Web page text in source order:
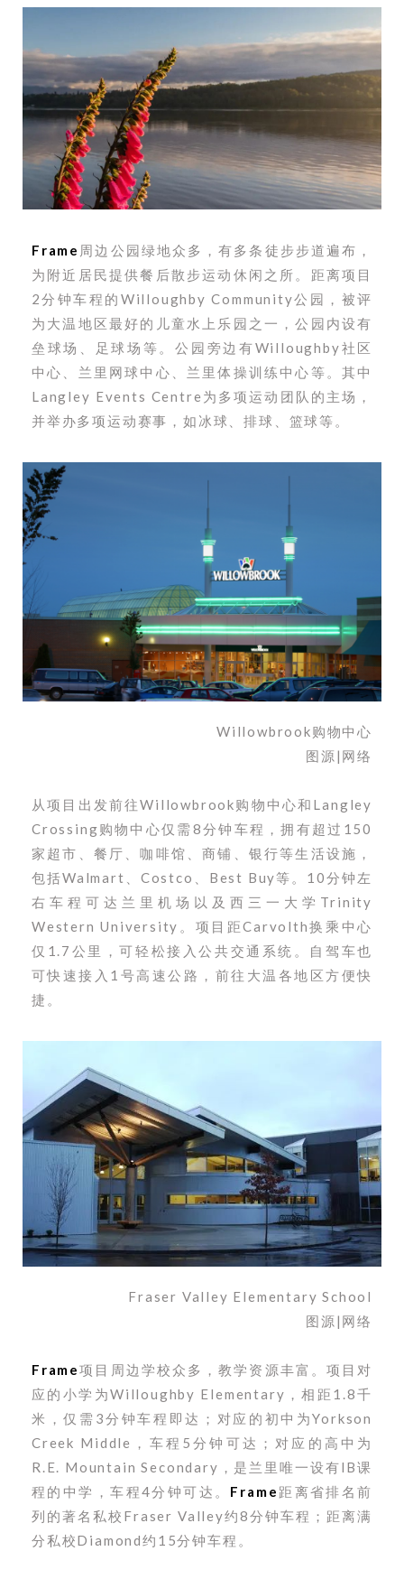
Frame 周边公园绿地众多，有多条徒步步道遍布，
为附近居民提供餐后散步运动休闲之所。 距离项目
2分钟车程的Willoughby Community公园，被评
为大温地区最好的儿童水上乐园之一，公园内设有
垒球场、足球场等。公园旁边有Willoughby社区
中心、兰里网球中心、兰里体操训练中心等。其中
Langley Events Centre为多项运动团队的主场，
并举办多项运动赛事，如冰球、排球、篮球等。
Willowbrook购物中心
图源|网络
从项目出发前往Willowbrook购物中心和Langley
Crossing购物中心仅需8分钟车程，拥有超过150
家超市、餐厅、咖啡馆、商铺、银行等生活设施，
包括Walmart、Costco、Best Buy等。10分钟左
右车程可达兰里机场以及西三一大学Trinity
Western University。项目距Carvolth换乘中心
仅1.7公里，可轻松接入公共交通系统。自驾车也
可快速接入1号高速公路，前往大温各地区方便快
捷。
Fraser Valley Elementary School
图源|网络
Frame项目周边学校众多，教学资源丰富。项目对
应的小学为Willoughby Elementary，相距1.8千
米，仅需3分钟车程即达；对应的初中为Yorkson
Creek Middle，车程5分钟可达；对应的高中为
R.E. Mountain Secondary，是兰里唯一设有IB课
程的中学，车程4分钟可达。 Frame 距离省排名前
列的著名私校Fraser Valley约8分钟车程；距离满
分私校Diamond约15分钟车程。